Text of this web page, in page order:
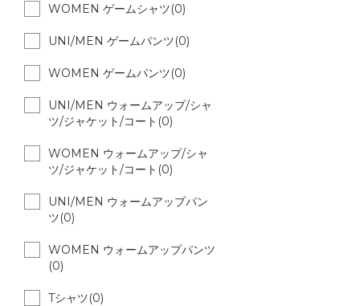
WOMEN ゲームシャツ(0)
UNI/MEN ゲームパンツ(0)
WOMEN ゲームパンツ(0)
UNI/MEN ウォームアップ/シャ
ツ/ジャケット/コート(0)
WOMEN ウォームアップ/シャ
ツ/ジャケット/コート(0)
UNI/MEN ウォームアップパン
ツ(0)
WOMEN ウォームアップパンツ
(0)
Tシャツ(0)